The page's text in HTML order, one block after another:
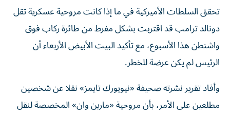
تحقق السلطات الأميركية في ما إذا كانت مروحية عسكرية تقل
دونالد ترامب قد اقتربت بشكل مفرط من طائرة ركاب فوق
واشنطن هذا الأسبوع، مع تأكيد البيت الأبيض الأربعاء أن
الرئيس لم يكن عرضة للخطر.
وأفاد تقرير نشرته صحيفة «نيويورك تايمز» نقلا عن شخصين
مطلعين على الأمر، بأن مروحية «مارين وان» المخصصة لنقل